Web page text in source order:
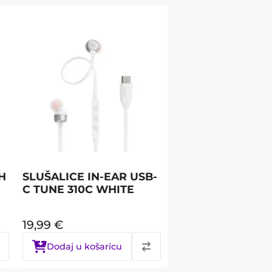
SLUŠALICE IN-EAR USB-
C TUNE 310C WHITE
19,99 €
Dodaj u košaricu